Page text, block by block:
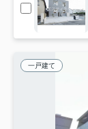
一戸建て